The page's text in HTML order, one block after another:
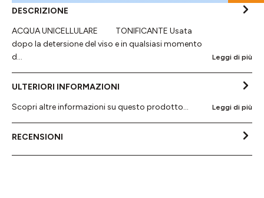
DESCRIZIONE
ACQUA UNICELLULARE TONIFICANTE Usata
dopo la detersione del viso e in qualsiasi momento
d…
Leggi di più
ULTERIORI INFORMAZIONI
Scopri altre informazioni su questo prodotto...
Leggi di più
RECENSIONI